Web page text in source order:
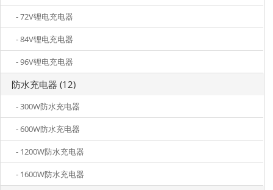
- 72V锂电充电器
- 84V锂电充电器
- 96V锂电充电器
防水充电器 (12)
- 300W防水充电器
- 600W防水充电器
- 1200W防水充电器
- 1600W防水充电器